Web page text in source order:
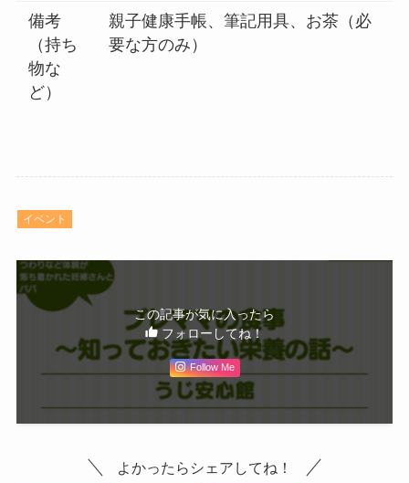
備考
（持ち
物な
ど）
親子健康手帳、筆記用具、お茶（必
要な方のみ）
イベント
この記事が気に入ったら
フォローしてね！
Follow Me
よかったらシェアしてね！